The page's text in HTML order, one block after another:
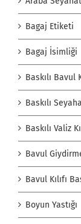
Bagaj Etiketi
Bagaj İsimliği
Baskılı Bavul
Baskılı
Baskılı Valiz
Bavul
Bavul Kılıfı
Boyun Yastığı